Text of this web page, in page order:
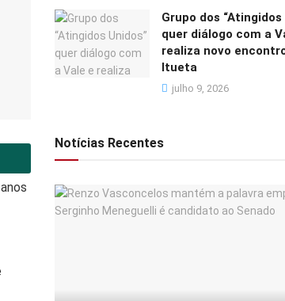
Grupo dos “Atingidos
quer diálogo com a
realiza novo
Itueta
julho 9, 2026
Notícias Recentes